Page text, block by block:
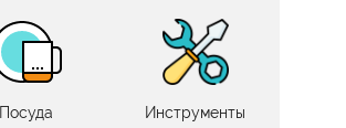
Посуда Инструменты